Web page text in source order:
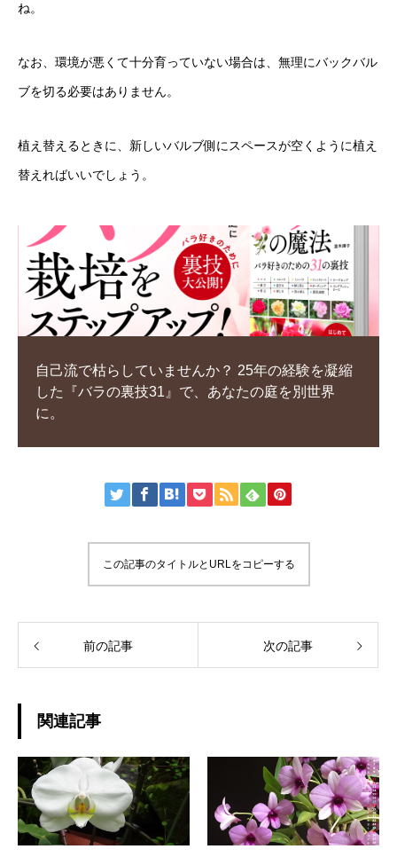
ね。
なお、環境が悪くて十分育っていない場合は、無理にバックバル
ブを切る必要はありません。
植え替えるときに、新しいバルブ側にスペースが空くように植え
替えればいいでしょう。
自己流で枯らしていませんか？ 25年の経験を凝縮
した『バラの裏技31』で、あなたの庭を別世界
に。
この記事のタイトルとURLをコピーする
前の記事 次の記事
関連記事